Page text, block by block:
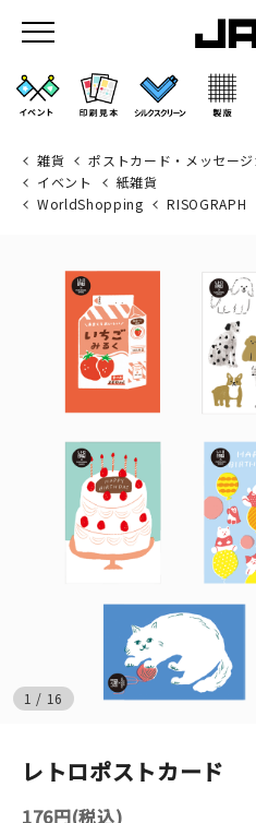
JAMのこと
お店/ワークスペース
イベント
シルクスクリーン
無地素材
雑貨
ポストカード・メッセージ
イベント
紙雑貨
WorldShopping
RISOGRAPH
1 / 16
レトロポストカード
176円(税込)